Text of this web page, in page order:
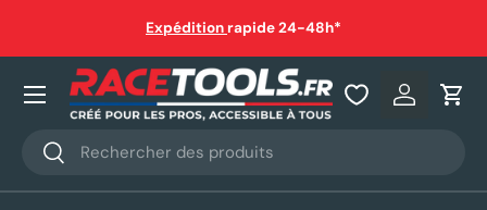
Aller au contenu
Expédition rapide 24-48h*
Recherche
Rechercher
Se
Nos produits